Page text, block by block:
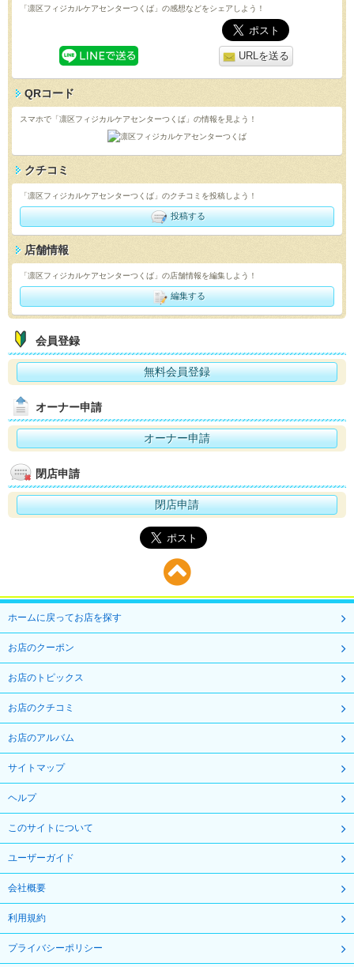
「凛区フィジカルケアセンターつくば」の感想などをシェアしよう！
URLを送る
QRコード
スマホで「凛区フィジカルケアセンターつくば」の情報を見よう！
クチコミ
「凛区フィジカルケアセンターつくば」のクチコミを投稿しよう！
投稿する
店舗情報
「凛区フィジカルケアセンターつくば」の店舗情報を編集しよう！
編集する
会員登録
無料会員登録
オーナー申請
オーナー申請
閉店申請
閉店申請
ホームに戻ってお店を探す
お店のクーポン
お店のトピックス
お店のクチコミ
お店のアルバム
サイトマップ
ヘルプ
このサイトについて
ユーザーガイド
会社概要
利用規約
プライバシーポリシー